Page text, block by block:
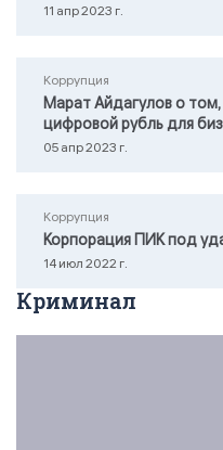
11 апр 2023 г.
Коррупция
Марат Айдагулов о
цифровой рубль для
05 апр 2023 г.
Коррупция
Корпорация ПИК под
14 июл 2022 г.
Криминал